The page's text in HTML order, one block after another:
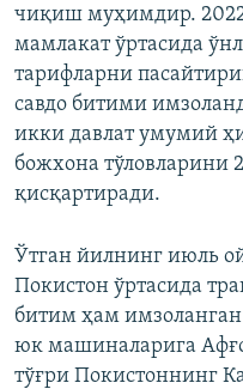
чиқиш муҳимдир.
мамлакат ўртасида
тарифларни
савдо битими
икки давлат умумий
божхона тўловларини
қисқартиради.
Ўтган йилнинг июль
Покистон ўртасида
битим ҳам
юк машиналарига
тўғри Покистоннинг